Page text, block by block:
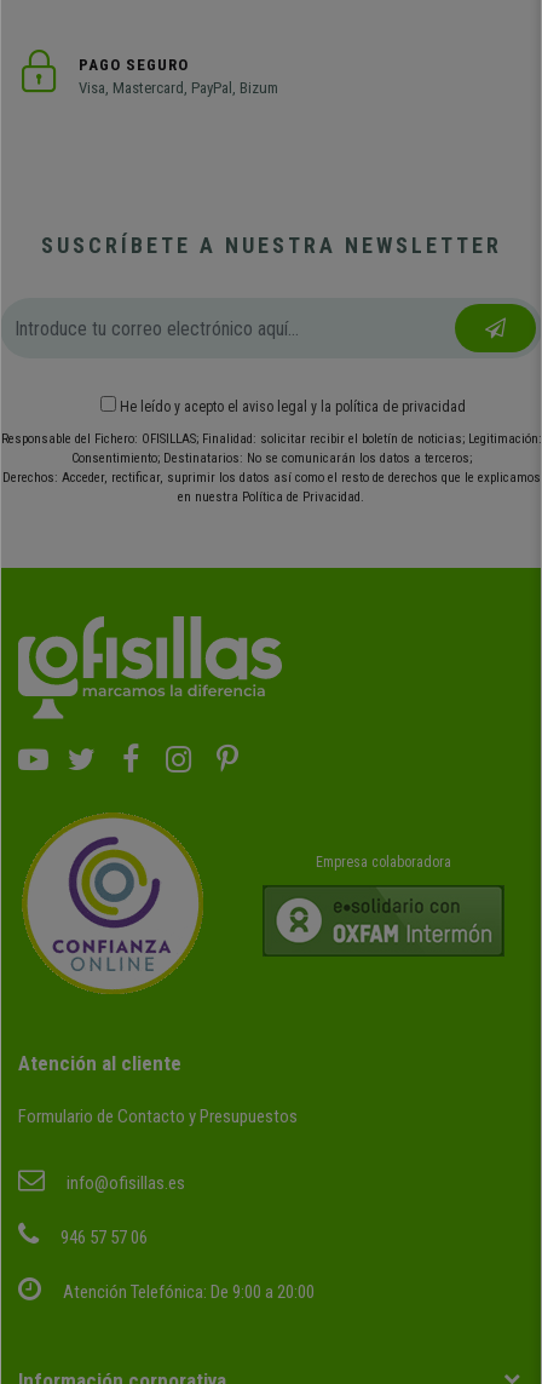
PAGO SEGURO
Visa, Mastercard, PayPal, Bizum
SUSCRÍBETE A NUESTRA NEWSLETTER
He leído y acepto el aviso legal y la política de privacidad
Responsable del Fichero: OFISILLAS; Finalidad: solicitar recibir el boletín de noticias; Legitimación:
Consentimiento; Destinatarios: No se comunicarán los datos a terceros;
Derechos: Acceder, rectificar, suprimir los datos así como el resto de derechos que le explicamos
en nuestra Política de Privacidad.
Empresa colaboradora
Atención al cliente
Formulario de Contacto y Presupuestos
info@ofisillas.es
946 57 57 06
Atención Telefónica: De 9:00 a 20:00